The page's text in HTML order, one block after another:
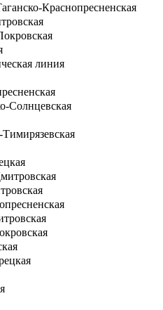
Краснопресненская
линия
Солнцевская